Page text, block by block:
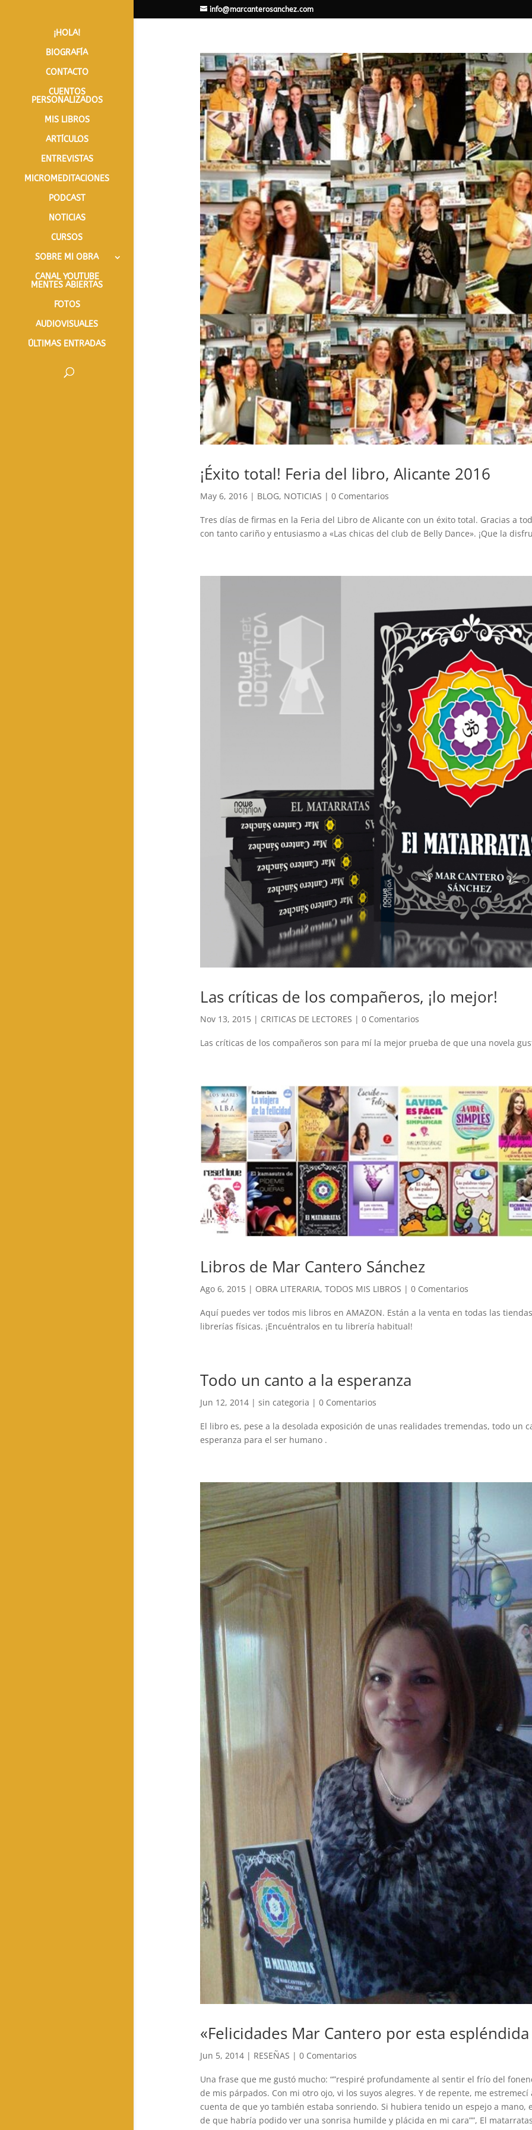
info@marcanterosanchez.com
¡HOLA!
BIOGRAFÍA
CONTACTO
CUENTOS
PERSONALIZADOS
MIS LIBROS
ARTÍCULOS
ENTREVISTAS
MICROMEDITACIONES
PODCAST
NOTICIAS
CURSOS
SOBRE MI OBRA
CANAL YOUTUBE
MENTES ABIERTAS
FOTOS
AUDIOVISUALES
ÚLTIMAS ENTRADAS
¡Éxito total! Feria del libro, Alicante 2016
May 6, 2016| BLOG, NOTICIAS | 0 Comentarios
Tres días de firmas en la Feria del Libro de Alicante con un éxito total. Gracias a
con tanto cariño y entusiasmo a «Las chicas del club de Belly Dance». ¡Que la
Las críticas de los compañeros, ¡lo mejor!
Nov 13, 2015| CRITICAS DE LECTORES | 0 Comentarios
Las críticas de los compañeros son para mí la mejor prueba de que una novela
Libros de Mar Cantero Sánchez
Ago 6, 2015| OBRA LITERARIA, TODOS MIS LIBROS | 0 Comentarios
Aquí puedes ver todos mis libros en AMAZON. Están a la venta en todas las
librerías físicas. ¡Encuéntralos en tu librería habitual!
Todo un canto a la esperanza
Jun 12, 2014| sin categoria | 0 Comentarios
El libro es, pese a la desolada exposición de unas realidades tremendas, todo un
esperanza para el ser humano .
«Felicidades Mar Cantero por esta
Jun 5, 2014| RESEÑAS | 0 Comentarios
Una frase que me gustó mucho: “”respiré profundamente al sentir el frío del
de mis párpados. Con mi otro ojo, vi los suyos alegres. Y de repente, me estremecí
cuenta de que yo también estaba sonriendo. Si hubiera tenido un espejo a mano,
de que habría podido ver una sonrisa humilde y plácida en mi cara””, El